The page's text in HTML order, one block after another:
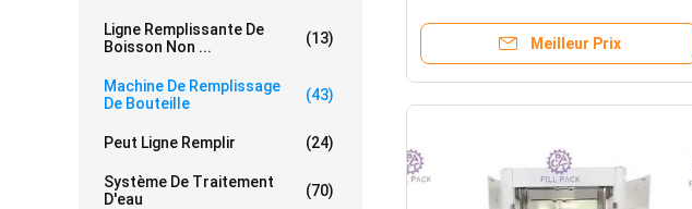
Ligne Remplissante De
Boisson Non ...
(13)
Machine De Remplissage
De Bouteille
(43)
Peut Ligne Remplir (24)
Système De Traitement
D'eau
(70)
Meilleur Prix